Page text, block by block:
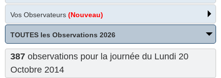
Vos Observateurs (Nouveau)
TOUTES les Observations 2026
387 observations pour la journée du Lundi 20
Octobre 2014